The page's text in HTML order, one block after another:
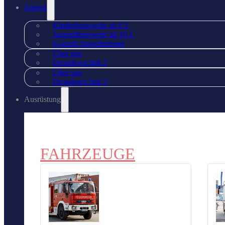
Jugend
Kinderfeuerwehr ab 6 J.
Jugendfeuerwehr ab 10 J.
Kontakt Jugenbetreuer
Über uns
Dropdown link 2
Über uns
Dropdown link 2
Ausrüstung
FAHRZEUGE